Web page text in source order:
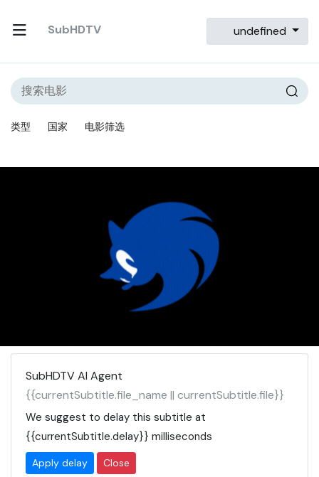
SubHDTV undefined
类型 国家 电影筛选
SubHDTV AI Agent
{{currentSubtitle.file_name || currentSubtitle.file}}
We suggest to delay this subtitle at
{{currentSubtitle.delay}} milliseconds
Apply delay Close